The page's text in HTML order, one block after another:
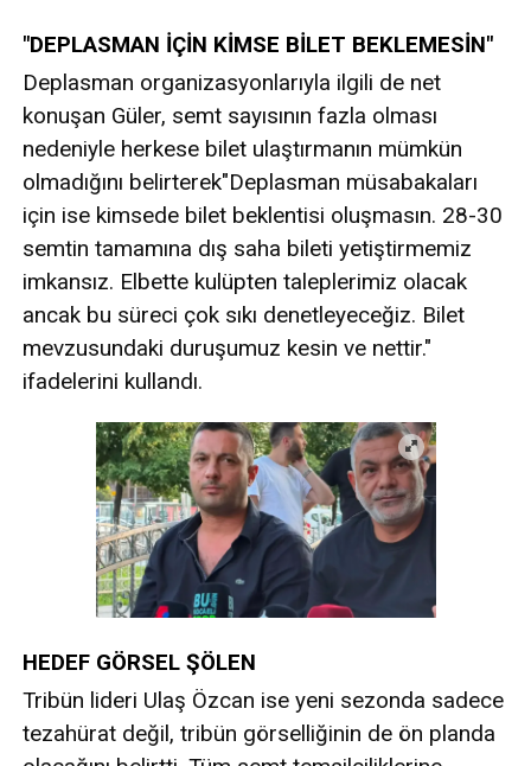
"DEPLASMAN İÇİN KİMSE BİLET BEKLEMESİN"
Deplasman organizasyonlarıyla ilgili de net
konuşan Güler, semt sayısının fazla olması
nedeniyle herkese bilet ulaştırmanın mümkün
olmadığını belirterek"Deplasman müsabakaları
için ise kimsede bilet beklentisi oluşmasın. 28-30
semtin tamamına dış saha bileti yetiştirmemiz
imkansız. Elbette kulüpten taleplerimiz olacak
ancak bu süreci çok sıkı denetleyeceğiz. Bilet
mevzusundaki duruşumuz kesin ve nettir."
ifadelerini kullandı.
HEDEF GÖRSEL ŞÖLEN
Tribün lideri Ulaş Özcan ise yeni sezonda sadece
tezahürat değil, tribün görselliğinin de ön planda